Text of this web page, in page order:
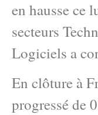
en hausse ce
secteurs
Logiciels a
En clôture à
progressé de